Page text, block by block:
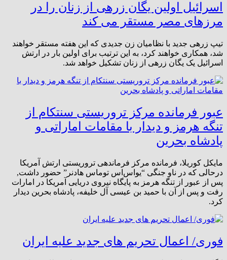
اسرائیل اولین یگان زرهی از زنان را در
مرزهای مصر مستقر می کند
تیپ زرهی جدید با نظامیان زن جدیدی که این هفته مستقر خواهند
شد، همکاری خواهند کرد، به این ترتیب برای اولین بار در ارتش
اسرائیل یک یگان زرهی از زنان تشکیل خواهد شد.
عبور فرمانده مرکز تروریستی سنتکام از
تنگه هرمز و دیدار با مقامات اماراتی و
پادشاه بحرین
مایکل کوریلا، فرمانده مرکز فرماندهی تروریستی ارتش آمریکا
درحالی که در ناو جنگی “یواس‌اس توماس هادنر” حضور داشت,
پس از عبور از تنگه هرمز به پایگاه نیروی دریایی آمریکا در امارات
رفت و پس از آن با حمید بن عیسی آل خلیفه، پادشاه بحرین دیدار
کرد.
فوری/ اعمال تحریم های جدید علیه ایران